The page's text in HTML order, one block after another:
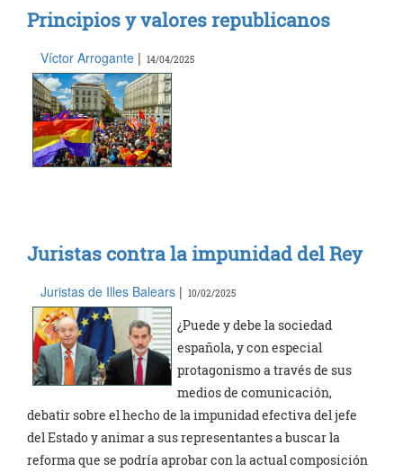
Principios y valores republicanos
Víctor Arrogante | 14/04/2025
Juristas contra la impunidad del Rey
Juristas de Illes Balears | 10/02/2025
¿Puede y debe la sociedad
española, y con especial
protagonismo a través de sus
medios de comunicación,
debatir sobre el hecho de la impunidad efectiva del jefe
del Estado y animar a sus representantes a buscar la
reforma que se podría aprobar con la actual composición